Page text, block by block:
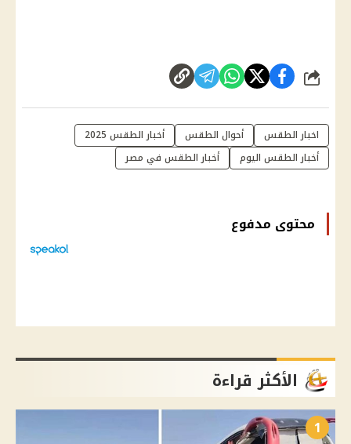
شارك
اخبار الطقس أحوال الطقس
أخبار الطقس 2025
أخبار الطقس اليوم
أخبار الطقس في مصر
محتوى مدفوع
الأكثر قراءة
1